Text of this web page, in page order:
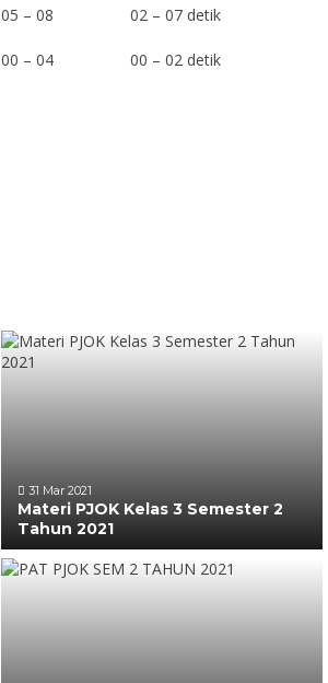
05 – 08 02 – 07 detik
00 – 04 00 – 02 detik
31 Mar 2021
Materi PJOK Kelas 3 Semester 2
Tahun 2021